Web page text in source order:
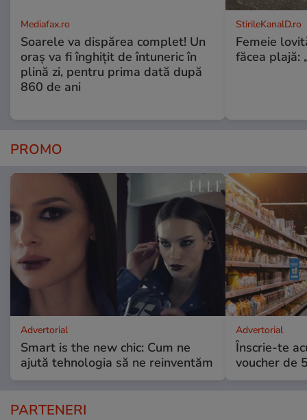
Mediafax.ro
Soarele va dispărea complet! Un
oraș va fi înghițit de întuneric în
plină zi, pentru prima dată după
860 de ani
StirileKanalD.ro
Femeie
făcea plajă:
PROMO
Advertorial
Smart is the new chic: Cum ne
ajută tehnologia să ne reinventăm
Advertorial
Înscrie-te
voucher de
PARTENERI